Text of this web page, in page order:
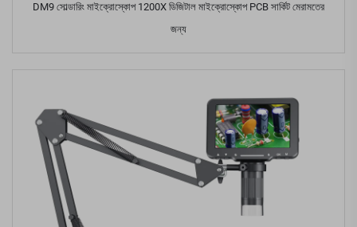
DM9 সোল্ডারিং মাইক্রোস্কোপ 1200X ডিজিটাল মাইক্রোস্কোপ PCB সার্কিট মেরামতের
জন্য